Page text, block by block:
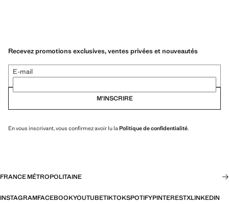
Recevez promotions exclusives, ventes privées et nouveautés
E-mail
M’INSCRIRE
En vous inscrivant, vous confirmez avoir lu la Politique de confidentialité.
FRANCE MÉTROPOLITAINE
INSTAGRAMFACEBOOKYOUTUBETIKTOKSPOTIFYPINTERESTXLINKEDIN